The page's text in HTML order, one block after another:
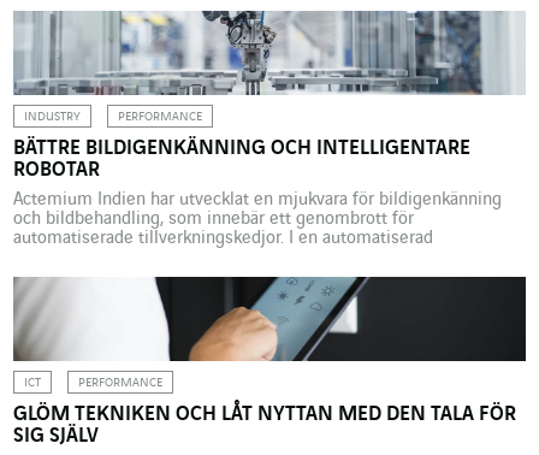
förknippas med klimatförändringar och har fått dålig publicitet.
Men även om koldioxid utan tvekan bidrar till den globala
uppvärmningen […]
INDUSTRY PERFORMANCE
BÄTTRE BILDIGENKÄNNING OCH INTELLIGENTARE
ROBOTAR
Actemium Indien har utvecklat en mjukvara för bildigenkänning
och bildbehandling, som innebär ett genombrott för
automatiserade tillverkningskedjor. I en automatiserad
steg. De flesta av de robotarmar som utför denna manöver är
utrustade med 3D-kameror som är uppkopplade till ett
bildbehandlingsprogram. Men visualiseringsverktygen når sin
gräns när de komponenter som […]
ICT PERFORMANCE
GLÖM TEKNIKEN OCH LÅT NYTTAN MED DEN TALA FÖR
SIG SJÄLV